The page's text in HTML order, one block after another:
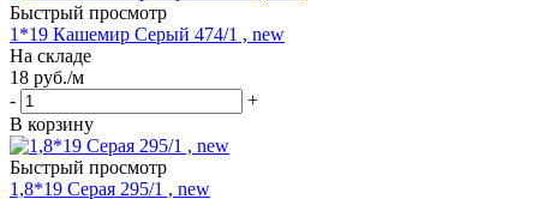
Быстрый просмотр
1*19 Кашемир Серый 474/1 , new
На складе
18 руб./м
-
+
В корзину
Быстрый просмотр
1,8*19 Серая 295/1 , new